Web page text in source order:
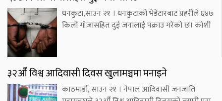
धनकुटा,साउन २१ । धनकुटाको भेडेटारबाट प्रहरीले ६४७
किलो गाँजासहित दुई जनालाई पक्राउ गरेको छ। कोशी
३२औँ विश्व आदिवासी दिवस खुलामञ्चमा मनाइने
काठमाडौँ, साउन २१ । नेपाल आदिवासी जनजाति